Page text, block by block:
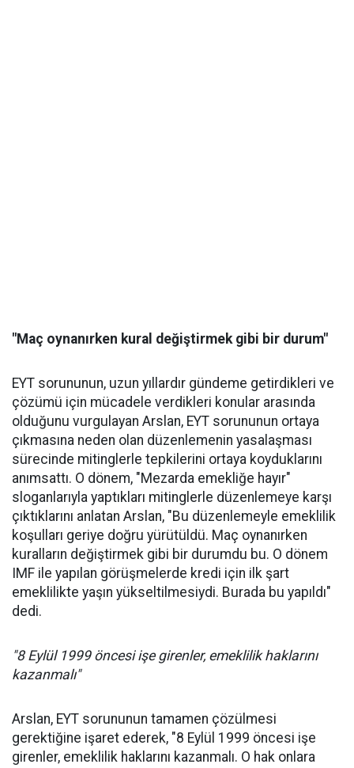
"Maç oynanırken kural değiştirmek gibi bir durum"
EYT sorununun, uzun yıllardır gündeme getirdikleri ve
çözümü için mücadele verdikleri konular arasında
olduğunu vurgulayan Arslan, EYT sorununun ortaya
çıkmasına neden olan düzenlemenin yasalaşması
sürecinde mitinglerle tepkilerini ortaya koyduklarını
anımsattı. O dönem, "Mezarda emekliğe hayır"
sloganlarıyla yaptıkları mitinglerle düzenlemeye karşı
çıktıklarını anlatan Arslan, "Bu düzenlemeyle emeklilik
koşulları geriye doğru yürütüldü. Maç oynanırken
kuralların değiştirmek gibi bir durumdu bu. O dönem
IMF ile yapılan görüşmelerde kredi için ilk şart
emeklilikte yaşın yükseltilmesiydi. Burada bu yapıldı"
dedi.
"8 Eylül 1999 öncesi işe girenler, emeklilik haklarını
kazanmalı"
Arslan, EYT sorununun tamamen çözülmesi
gerektiğine işaret ederek, "8 Eylül 1999 öncesi işe
girenler, emeklilik haklarını kazanmalı. O hak onlara